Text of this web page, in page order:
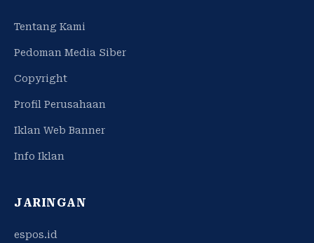
Tentang Kami
Pedoman Media Siber
Copyright
Profil Perusahaan
Iklan Web Banner
Info Iklan
JARINGAN
espos.id